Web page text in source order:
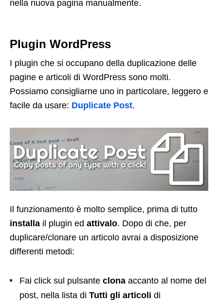
nella nuova pagina manualmente.
Plugin WordPress
I plugin che si occupano della duplicazione delle
pagine e articoli di WordPress sono molti.
Possiamo consigliarne uno in particolare, leggero e
facile da usare: Duplicate Post.
Il funzionamento è molto semplice, prima di tutto
installa il plugin ed attivalo. Dopo di che, per
duplicare/clonare un articolo avrai a disposizione
differenti metodi:
Fai click sul pulsante clona accanto al nome del
post, nella lista di Tutti gli articoli di